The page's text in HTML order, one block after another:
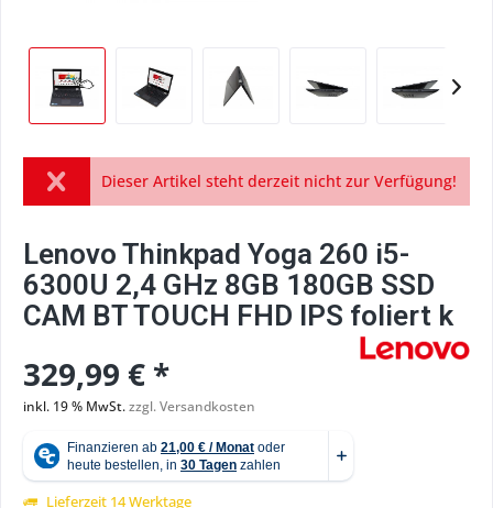
Dieser Artikel steht derzeit nicht zur Verfügung!
Lenovo Thinkpad Yoga 260 i5-
6300U 2,4 GHz 8GB 180GB SSD
CAM BT TOUCH FHD IPS foliert k
329,99 € *
inkl. 19 % MwSt.zzgl. Versandkosten
Lieferzeit 14 Werktage